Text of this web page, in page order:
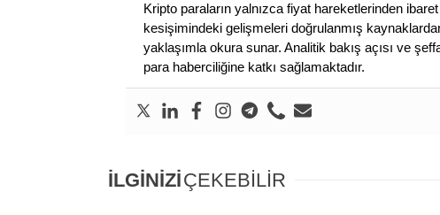
Kripto paraların yalnızca fiyat hareketlerinden
kesişimindeki gelişmeleri doğrulanmış
yaklaşımla okura sunar. Analitik bakış açısı ve
para haberciliğine katkı sağlamaktadır.
İLGİNİZİÇEKEBİLİR